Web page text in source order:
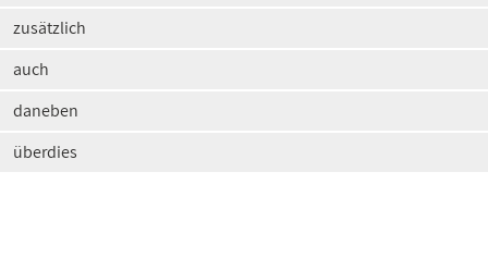
zusätzlich
auch
daneben
überdies